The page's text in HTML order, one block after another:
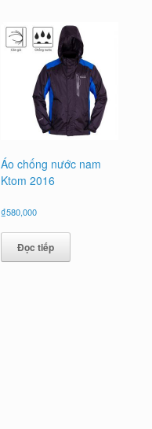
Áo chống nước nam
Ktom 2016
₫580,000
Đọc tiếp